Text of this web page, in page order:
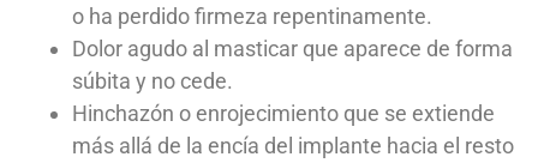
o ha perdido firmeza repentinamente.
Dolor agudo al masticar que aparece de forma
súbita y no cede.
Hinchazón o enrojecimiento que se extiende
más allá de la encía del implante hacia el resto